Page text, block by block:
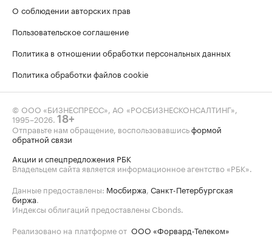
О соблюдении авторских прав
Пользовательское соглашение
Политика в отношении обработки персональных данных
Политика обработки файлов cookie
© ООО «БИЗНЕСПРЕСС», АО «РОСБИЗНЕСКОНСАЛТИНГ»,
1995–2026 18+
Отправьте нам обращение, воспользовавшисьформой
обратной связи
Акции и спецпредложения РБК
Владельцем сайта является информационное агентство «РБК».
Данные предоставлены: Мосбиржа Санкт-Петербургская
биржа
Индексы облигаций предоставлены Cbonds.
Реализовано на платформе от ООО «Форвард-Телеком»